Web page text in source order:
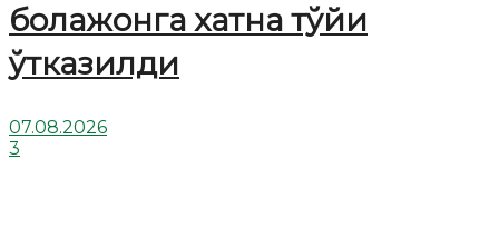
болажонга хатна тўйи
ўтказилди
07.08.2026
3